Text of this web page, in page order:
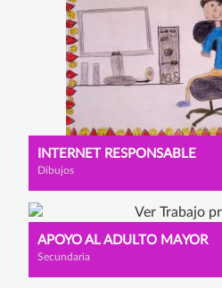
INTERNET RESPONSABLE
Dibujos
APOYO AL ADULTO MAYOR
Secundaria